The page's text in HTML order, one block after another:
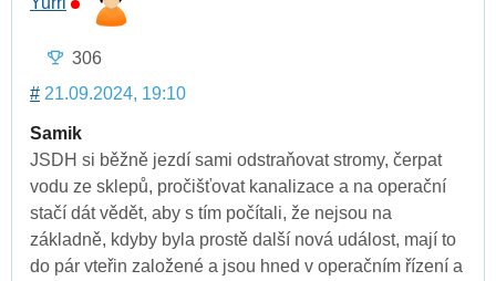
306
# 21.09.2024, 19:10
Samik
JSDH si běžně jezdí sami odstraňovat stromy, čerpat
vodu ze sklepů, pročišťovat kanalizace a na operační
stačí dát vědět, aby s tím počítali, že nejsou na
základně, kdyby byla prostě další nová událost, mají to
do pár vteřin založené a jsou hned v operačním řízení a